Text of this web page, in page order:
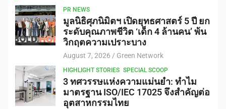
PR NEWS
มูลนิธิศุภนิมิตฯ เปิดยุทธศาสตร์ 5 ปี ยก
ระดับคุณภาพชีวิต ‘เด็ก 4 ล้านคน’ พ้น
วิกฤตความเปราะบาง
August 7, 2026 Green Network
HIGHLIGHT STORIES SPECIAL SCOOP
3 ทศวรรษแห่งความแม่นยำ: ทำไม
มาตรฐาน ISO/IEC 17025 จึงสำคัญต่อ
อุตสาหกรรมไทย